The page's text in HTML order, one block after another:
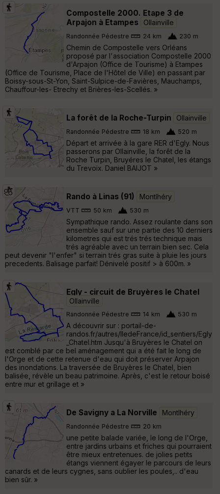
Compostelle 2000. Etape 3 de
Arpajon à Etampes
Ollainville
Randonnée Pédestre 24 km 230 m
Chemin de Compostelle vers Orléans
proposé par l'association Compostelle 2000
d'Arpajon (Office de Tourisme) à Etampes
(Office de Tourisme, Place de l'Hôtel de Ville) en passant par
Boissy-sous-St-Yon, Saint-Sulpice-de-Favières, Mauchamps,
Chauffour-les- Etrechy et Brières-les-Scellés. »
La forêt de la Roche-Turpin Ollainville
Randonnée Pédestre 18 km 520 m
Départ et arrivée à la gare RER d'Egly. Nous
passerons par Ollainville, la forêt de la
Roche Turpin, Bruyéres le Chatel, les étangs
du Trevoix. Daniel BAIJOT »
Rando à Linas (91) Montlhéry
VTT 50 km 530 m
Sympathique rando. Assez roulante dans son
ensemble sauf sur une partie des 10 derniers
kilometres qui est trés trés technique mais
trés agréable avec un terrain bien sec. Cela
peut devenir "l'enfer" si terrain trés gras suite à pluie les jours
precedents. Balisage parfait! Dénivelé positif > à 600m. »
Egly - circuit de Bruyères le Chatel
Ollainville
Randonnée Pédestre 14 km 530 m
A découvrir sur : portail-de-
randos.fr/autres/IledeFrance/id_sentiers/Egly
_Chatel.htm Jusqu'à Bruyères le Chatel on
est comblé par ce bel aménagement qui a été fait le long de
l'Orge et de cette retenue d'eau qui doit préserver Arpajon
des inondations. La traversée de Bruyères le Chatel, bien
balisée, révèle un beau patrimoine. Après, c'est le retour boisé
entre mur et grillage et »
De Savigny a La Norville Montlhéry
Randonnée Pédestre 20 km
une petite balade variée, le long de l'Orge,
entre jardins urbains et friches qui pourraient
être mieux entretenues. de jolies petits
étangs viennent égayer le parcours de leurs
canards et de leurs cygnes, sans oublier les poules,.. d'eau
bien sûr. »